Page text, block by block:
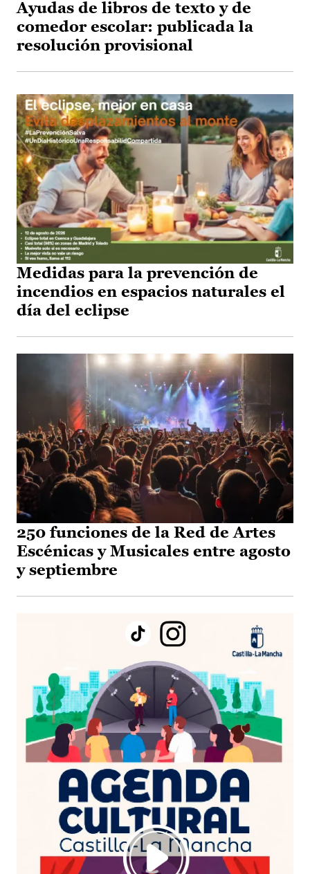
Ayudas de libros de texto y de
comedor escolar: publicada la
resolución provisional
Medidas para la prevención de
incendios en espacios naturales el
día del eclipse
250 funciones de la Red de Artes
Escénicas y Musicales entre agosto
y septiembre